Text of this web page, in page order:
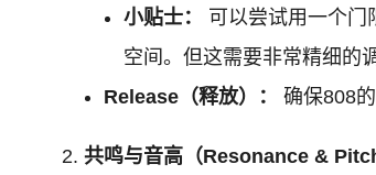
小贴士：
可以尝试用一个门
空间。但这需要非常精细的
Release（释放）：
确保808
共鸣与音高（Resonance &